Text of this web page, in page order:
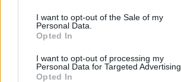
I want to opt-out of the Sale of my
Personal Data.
Opted In
I want to opt-out of processing my
Personal Data for Targeted Advertising.
Opted In